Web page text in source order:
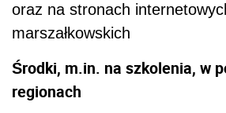
oraz na stronach
marszałkowskich
Środki, m.in. na szkolenia, w
regionach